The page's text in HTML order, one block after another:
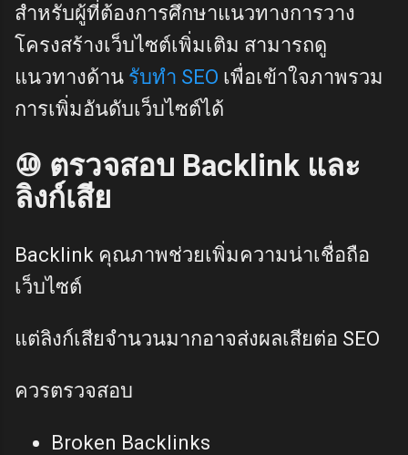
สำหรับผู้ที่ต้องการศึกษาแนวทางการวาง
โครงสร้างเว็บไซต์เพิ่มเติม สามารถดู
แนวทางด้าน รับทำ SEO เพื่อเข้าใจภาพรวม
การเพิ่มอันดับเว็บไซต์ได้
⑩ ตรวจสอบ Backlink และ
ลิงก์เสีย
Backlink คุณภาพช่วยเพิ่มความน่าเชื่อถือ
เว็บไซต์
แต่ลิงก์เสียจำนวนมากอาจส่งผลเสียต่อ SEO
ควรตรวจสอบ
Broken Backlinks